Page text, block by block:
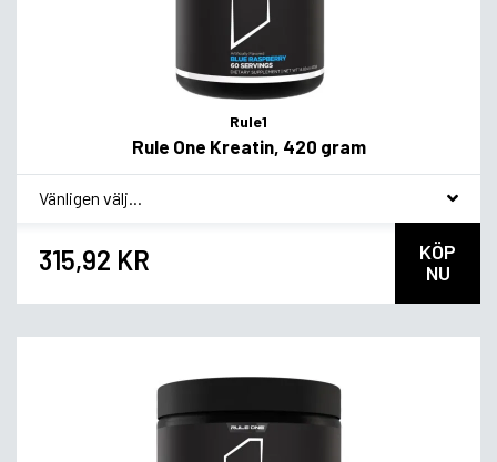
Rule1
Rule One Kreatin, 420 gram
* Smakvariant
315,92 KR
KÖP
NU